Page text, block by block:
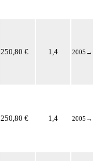
250,80 € 1,4 2005 →
250,80 € 1,4 2005 →